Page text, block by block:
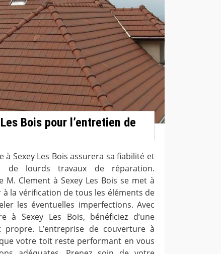
Bois pour l’entretien de
à Sexey Les Bois assurera sa fiabilité et
de lourds travaux de réparation.
M. Clement à Sexey Les Bois se met à
la vérification de tous les éléments de
les éventuelles imperfections. Avec
à Sexey Les Bois, bénéficiez d’une
L’entreprise de couverture à
votre toit reste performant en vous